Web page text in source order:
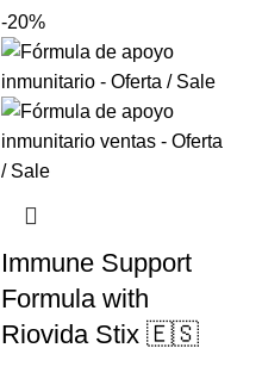
-20%
Immune Support
Formula with
Riovida Stix 🇪🇸